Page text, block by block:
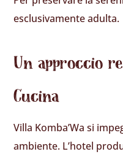
esclusivamente adulta.
Un approccio
Cucina
Villa Komba’Wa si
ambiente. L’hotel